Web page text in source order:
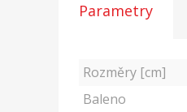
Parametry
Rozměry [cm]
Baleno